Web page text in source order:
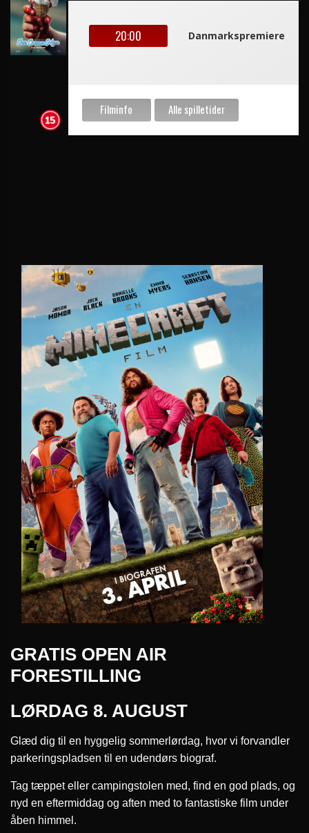
GRATIS OPEN AIR
FORESTILLING
LØRDAG 8. AUGUST
Glæd dig til en hyggelig sommerlørdag, hvor vi forvandler
parkeringspladsen til en udendørs biograf.
Tag tæppet eller campingstolen med, find en god plads, og
nyd en eftermiddag og aften med to fantastiske film under
åben himmel.